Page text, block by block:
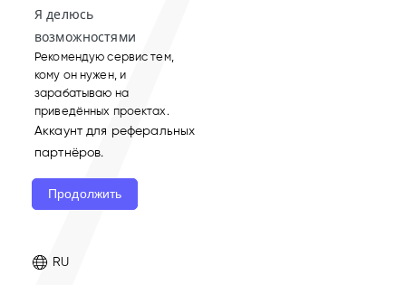
Я делюсь
возможностями
Рекомендую сервис тем,
кому он нужен, и
зарабатываю на
приведённых проектах.
Аккаунт для реферальных
партнёров.
Продолжить
RU